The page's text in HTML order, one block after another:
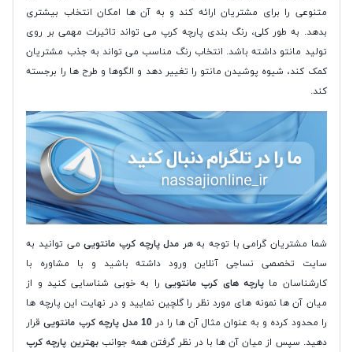
متنوعی را برای مشتریان ارائه کند و به آن ها امکان انتخاب بیشتری
بدهد. به طور کلی، رنگ بندی پارچه کرپ می تواند تاثیرات مهمی بر روی
تولید مانتو داشته باشد. انتخاب رنگ مناسب می تواند به جذب مشتریان
کمک کند، شیوه پوشیدن مانتو را تغییر دهد و الگوها و طرح ها را برجسته
کند.
شما مشتریان گرامی با توجه به هر مدل پارچه کرپ مانتوییمی توانید به
سایت تخصصی نساجی آنلاین ورود داشته باشید و با مشاوره با
کارشناسان ماپارچه های کرپ مانتویی را به خوبی شناسایی کنید و از
میان آن ها نمونه های مورد نظر را گلچین نمایید و در نهایت این پارچه ها
را محدود کرده و به عنوان مثال آن ها را در10 مدل پارچه کرپ مانتویی
قرار
دهید. سپس از میان آن ها با در نظر گرفتن همه جوانببهترین پارچه کرپ